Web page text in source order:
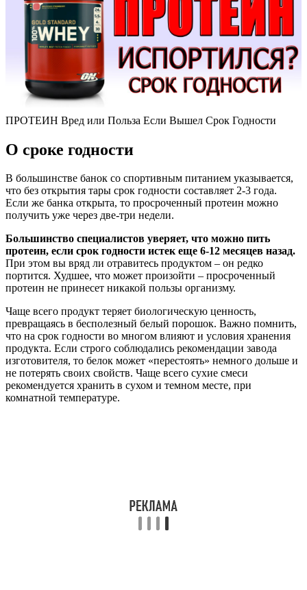
ПРОТЕИН Вред или Польза Если Вышел Срок Годности
О сроке годности
В большинстве банок со спортивным питанием указывается,
что без открытия тары срок годности составляет 2-3 года.
Если же банка открыта, то просроченный протеин можно
получить уже через две-три недели.
Большинство специалистов уверяет, что можно пить
протеин, если срок годности истек еще 6-12 месяцев назад.
При этом вы вряд ли отравитесь продуктом – он редко
портится. Худшее, что может произойти – просроченный
протеин не принесет никакой пользы организму.
Чаще всего продукт теряет биологическую ценность,
превращаясь в бесполезный белый порошок. Важно помнить,
что на срок годности во многом влияют и условия хранения
продукта. Если строго соблюдались рекомендации завода
изготовителя, то белок может «перестоять» немного дольше и
не потерять своих свойств. Чаще всего сухие смеси
рекомендуется хранить в сухом и темном месте, при
комнатной температуре.